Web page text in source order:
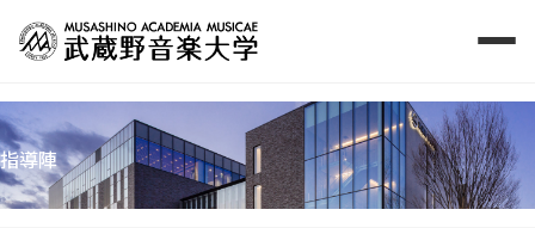
指導陣